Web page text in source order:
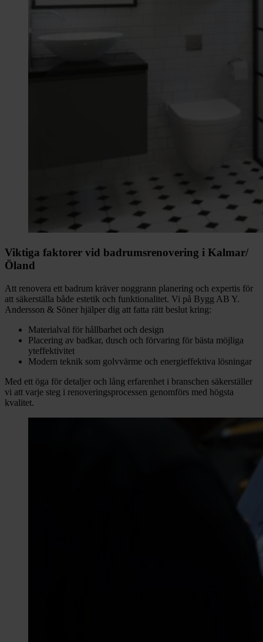
Viktiga faktorer vid badrumsrenovering i Kalmar/
Öland
Att renovera ett badrum kräver noggrann planering och expertis för
att säkerställa både estetik och funktionalitet. Vi på Bygg AB Y.
Andersson & Söner hjälper dig att fatta rätt beslut kring:
Materialval för hållbarhet och design
Placering av badkar, dusch och förvaring för bästa möjliga
yteffektivitet
Modern teknik som golvvärme och energieffektiva lösningar
Med ett öga för detaljer och lång erfarenhet i branschen säkerställer
vi att varje steg i renoveringsprocessen genomförs med högsta
kvalitet.